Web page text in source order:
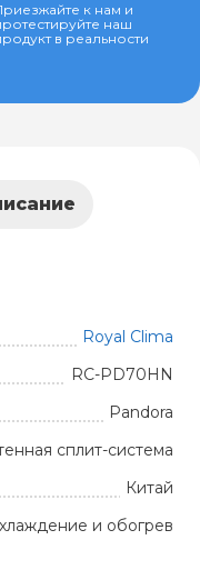
к нам и
наш
в реальности
Royal Clima
RC-PD70HN
Pandora
сплит-система
Китай
и обогрев